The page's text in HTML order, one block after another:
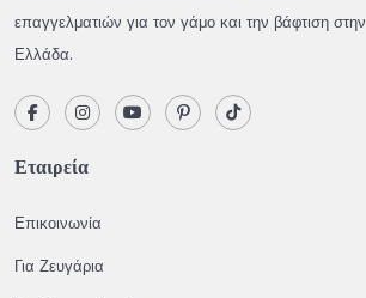
επαγγελματιών για τον γάμο και την βάφτιση στην
Ελλάδα.
Εταιρεία
Επικοινωνία
Για Ζευγάρια